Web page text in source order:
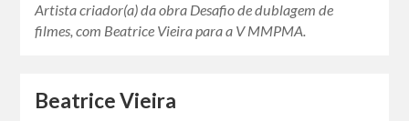
Artista criador(a) da obra Desafio de dublagem de
filmes, com Beatrice Vieira para a V MMPMA.
Beatrice Vieira